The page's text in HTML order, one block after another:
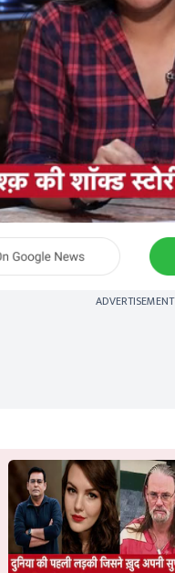
ADVERTISEMENT